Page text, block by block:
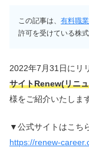
この記事は、有料職
許可を受けている株
2022年7月31日にリ
サイトRenew(リニ
様をご紹介いたしま
▼公式サイトはこち
https://renew-